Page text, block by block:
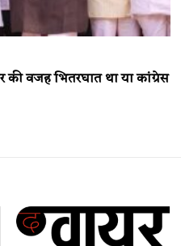
की वजह भितरघात था या कांग्रेस